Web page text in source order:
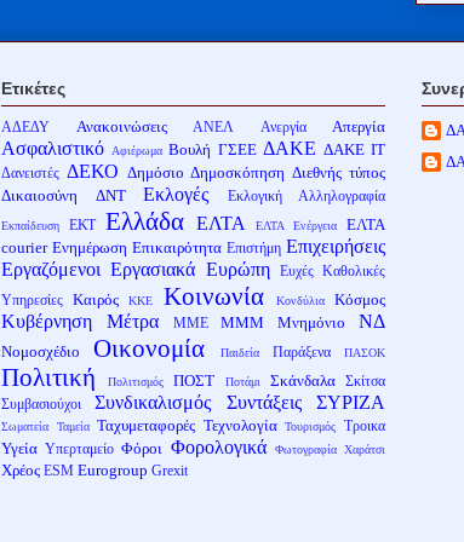
Ετικέτες
ΑΔΕΔΥ Ανακοινώσεις ΑΝΕΛ Ανεργία Απεργία
Ασφαλιστικό Αφιέρωμα Βουλή ΓΣΕΕ ΔΑΚΕ ΔΑΚΕ ΙΤ
Δανειστές ΔΕΚΟ Δημόσιο Δημοσκόπηση Διεθνής τύπος
Δικαιοσύνη
ΔΝΤ Εκλογές Εκλογική Αλληλογραφία
Εκπαίδευση ΕΚΤ Ελλάδα ΕΛΤΑ ΕΛΤΑ Ενέργεια
ΕΛΤΑ
courier Ενημέρωση Επικαιρότητα Επιστήμη Επιχειρήσεις
Εργαζόμενοι Εργασιακά Ευρώπη Ευχές Καθολικές
Υπηρεσίες
Καιρός ΚΚΕ Κοινωνία Κονδύλια Κόσμος
Κυβέρνηση Μέτρα ΜΜΕ ΜΜΜ Μνημόνιο ΝΔ
Νομοσχέδιο Οικονομία Παιδεία Παράξενα ΠΑΣΟΚ
Πολιτική Πολιτισμός ΠΟΣΤ Ποτάμι Σκάνδαλα
Σκίτσα
Συμβασιούχοι
Συνδικαλισμός Συντάξεις ΣΥΡΙΖΑ
Σωματεία Ταμεία Ταχυμεταφορές Τεχνολογία Τουρισμός Τροικα
Υγεία Υπερταμείο Φόροι Φορολογικά Φωτογραφία Χαράτσι
Χρέος ESM Eurogroup Grexit